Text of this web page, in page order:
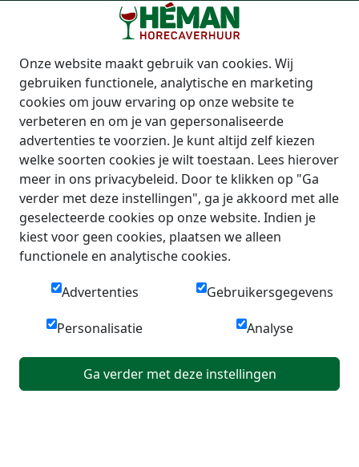
Onze website maakt gebruik van cookies. Wij
gebruiken functionele, analytische en marketing
cookies om jouw ervaring op onze website te
verbeteren en om je van gepersonaliseerde
advertenties te voorzien. Je kunt altijd zelf kiezen
welke soorten cookies je wilt toestaan. Lees hierover
meer in ons privacybeleid. Door te klikken op "Ga
verder met deze instellingen", ga je akkoord met alle
geselecteerde cookies op onze website. Indien je
kiest voor geen cookies, plaatsen we alleen
functionele en analytische cookies.
Advertenties Gebruikersgegevens
Personalisatie Analyse
Ga verder met deze instellingen